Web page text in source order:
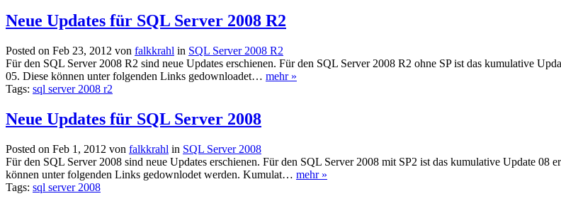
Neue Updates für SQL Server 2008 R2
Posted on Feb 23, 2012 von falkkrahl in SQL Server 2008 R2
Für den SQL Server 2008 R2 sind neue Updates erschienen. Für den SQL Server 2008 R2 ohne SP ist das kumulative
05. Diese können unter folgenden Links gedownloadet… mehr »
Tags: sql server 2008 r2
Neue Updates für SQL Server 2008
Posted on Feb 1, 2012 von falkkrahl in SQL Server 2008
Für den SQL Server 2008 sind neue Updates erschienen. Für den SQL Server 2008 mit SP2 ist das kumulative Update
können unter folgenden Links gedownlodet werden. Kumulat… mehr »
Tags: sql server 2008